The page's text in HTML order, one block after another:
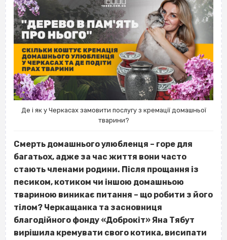
Де і як у Черкасах замовити послугу з кремації домашньої
тварини?
Смерть домашнього улюбленця – горе для
багатьох, адже за час життя вони часто
стають членами родини. Після прощання із
песиком, котиком чи іншою домашньою
твариною виникає питання – що робити з його
тілом? Черкащанка та засновниця
благодійного фонду «Доброкіт» Яна Тябут
вирішила кремувати свого котика, висипати